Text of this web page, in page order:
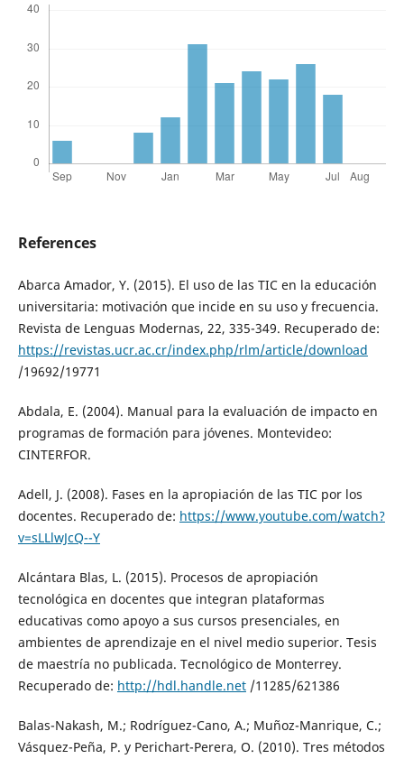
References
Abarca Amador, Y. (2015). El uso de las TIC en la educación
universitaria: motivación que incide en su uso y frecuencia.
Revista de Lenguas Modernas, 22, 335-349. Recuperado de:
https://revistas.ucr.ac.cr/index.php/rlm/article/download
/19692/19771
Abdala, E. (2004). Manual para la evaluación de impacto en
programas de formación para jóvenes. Montevideo:
CINTERFOR.
Adell, J. (2008). Fases en la apropiación de las TIC por los
docentes. Recuperado de: https://www.youtube.com/watch?
v=sLLlwJcQ--Y
Alcántara Blas, L. (2015). Procesos de apropiación
tecnológica en docentes que integran plataformas
educativas como apoyo a sus cursos presenciales, en
ambientes de aprendizaje en el nivel medio superior. Tesis
de maestría no publicada. Tecnológico de Monterrey.
Recuperado de: http://hdl.handle.net/11285/621386
Balas-Nakash, M.; Rodríguez-Cano, A.; Muñoz-Manrique, C.;
Vásquez-Peña, P. y Perichart-Perera, O. (2010). Tres métodos